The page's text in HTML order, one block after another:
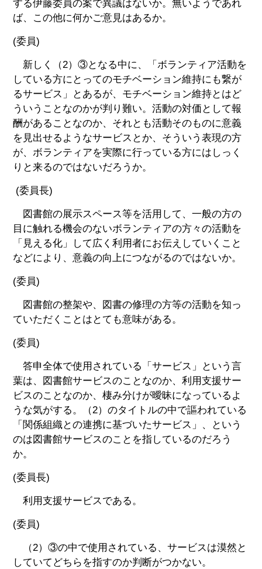
する伊藤委員の案で異議はないか。無いようであれ
ば、この他に何かご意見はあるか。
(委員)
新しく（2）③となる中に、「ボランティア活動を
している方にとってのモチベーション維持にも繋が
るサービス」とあるが、モチベーション維持とはど
ういうことなのかが判り難い。活動の対価として報
酬があることなのか、それとも活動そのものに意義
を見出せるようなサービスとか、そういう表現の方
が、ボランティアを実際に行っている方にはしっく
りと来るのではないだろうか。
(委員長)
図書館の展示スペース等を活用して、一般の方の
目に触れる機会のないボランティアの方々の活動を
「見える化」して広く利用者にお伝えしていくこと
などにより、意義の向上につながるのではないか。
(委員)
図書館の整架や、図書の修理の方等の活動を知っ
ていただくことはとても意味がある。
(委員)
答申全体で使用されている「サービス」という言
葉は、図書館サービスのことなのか、利用支援サー
ビスのことなのか、棲み分けが曖昧になっているよ
うな気がする。（2）のタイトルの中で謳われている
「関係組織との連携に基づいたサービス」、という
のは図書館サービスのことを指しているのだろう
か。
(委員長)
利用支援サービスである。
(委員)
（2）③の中で使用されている、サービスは漠然と
していてどちらを指すのか判断がつかない。